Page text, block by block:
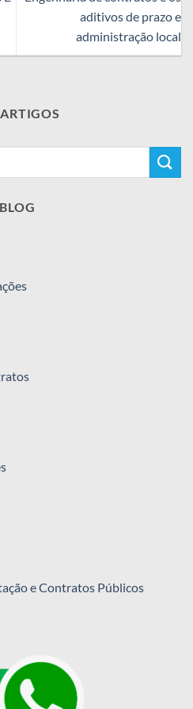
e Contratos Públicos
aditivos de prazo e
administração local